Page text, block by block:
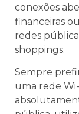
conexões
financeiras
redes
shoppings.
Sempre
uma rede